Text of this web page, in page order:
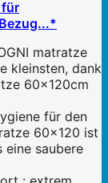
für
matratze
kleinsten, dank
60x120cm
für den
60x120 ist
eine saubere